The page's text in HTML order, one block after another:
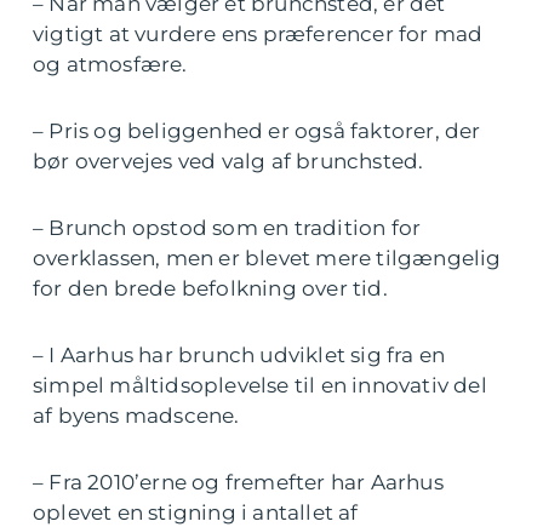
vigtigt at vurdere ens præferencer for mad
og atmosfære.
– Pris og beliggenhed er også faktorer, der
bør overvejes ved valg af brunchsted.
– Brunch opstod som en tradition for
overklassen, men er blevet mere tilgængelig
for den brede befolkning over tid.
– I Aarhus har brunch udviklet sig fra en
simpel måltidsoplevelse til en innovativ del
af byens madscene.
– Fra 2010’erne og fremefter har Aarhus
oplevet en stigning i antallet af